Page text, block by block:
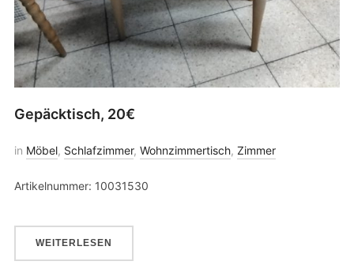
Gepäcktisch, 20€
in Möbel, Schlafzimmer, Wohnzimmertisch, Zimmer
Artikelnummer: 10031530
WEITERLESEN